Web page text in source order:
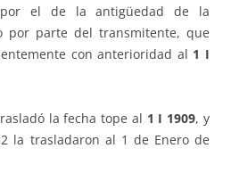
el de la antigüedad de la
por parte del transmitente, que
con anterioridad al 1 I
la fecha tope al 1 I 1909, y
la trasladaron al 1 de Enero de